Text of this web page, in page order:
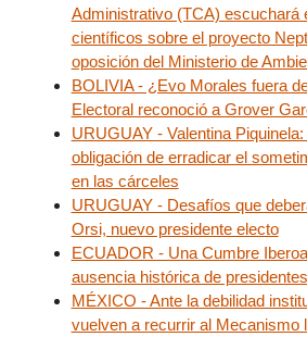
Administrativo (TCA) escuchará
científicos sobre el proyecto
oposición del Ministerio de
BOLIVIA - ¿Evo Morales fuera
Electoral reconoció a Grover
URUGUAY - Valentina
obligación de erradicar el
en las cárceles
URUGUAY - Desafíos que
Orsi, nuevo presidente electo
ECUADOR - Una Cumbre
ausencia histórica de presidentes
MÉXICO - Ante la debilidad
vuelven a recurrir al Mecanismo